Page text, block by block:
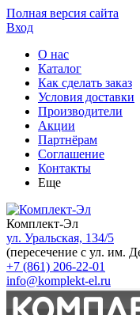
Полная версия сайта
Вход
О нас
Каталог
Как сделать заказ
Условия доставки
Производители
Акции
Партнёрам
Соглашение
Контакты
Еще
Комплект-Эл
ул. Уральская, 134/5
(пересечение с ул. им.
+7 (861) 206-22-01
info@komplekt-el.ru